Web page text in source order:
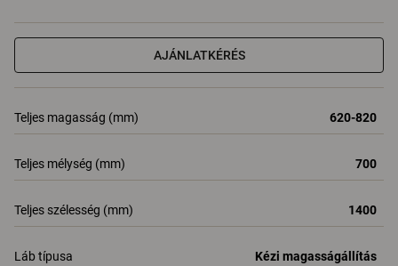
AJÁNLATKÉRÉS
Teljes magasság (mm) 620-820
Teljes mélység (mm) 700
Teljes szélesség (mm) 1400
Láb típusa Kézi magasságállítás